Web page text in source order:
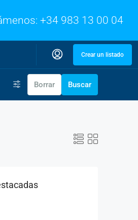
+34 983 13 00 04
Crear un listado
Borrar Buscar